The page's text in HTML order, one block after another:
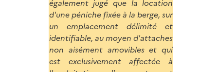
également jugé que la location
d'une péniche fixée à la berge, sur
un emplacement délimité et
identifiable, au moyen d'attaches
non aisément amovibles et qui
est exclusivement affectée à